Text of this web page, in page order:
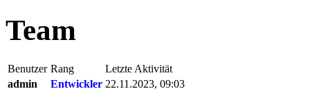
Team
Benutzer Rang
Letzte Aktivität
admin
Entwickler 22.11.2023, 09:03